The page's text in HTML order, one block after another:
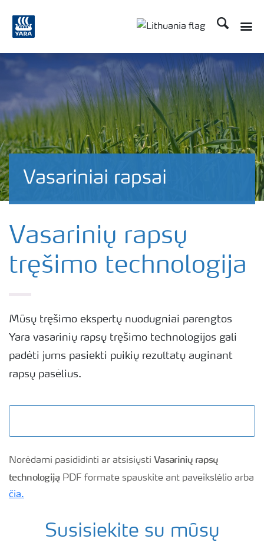
Ieškoti
Vasariniai rapsai
Vasarinių rapsų
tręšimo technologija
Mūsų tręšimo ekspertų nuodugniai parengtos
Yara vasarinių rapsų tręšimo technologijos gali
padėti jums pasiekti puikių rezultatų auginant
rapsų pasėlius.
Norėdami pasididinti ar atsisiųsti Vasarinių rapsų
technologiją PDF formate spauskite ant paveikslėlio arba
čia.
Susisiekite su mūsų